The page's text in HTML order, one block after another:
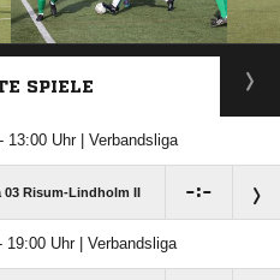
SPIELE
Uhr | Verbandsliga
03 Risum-Lindholm II :
19:00 Uhr | Verbandsliga